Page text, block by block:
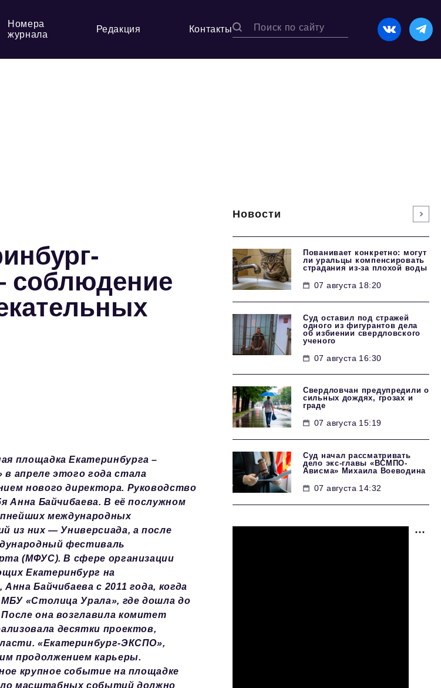
Номера
журнала
Редакция Контакты
соблюдение
площадка Екатеринбурга –
апреле этого года стала
нового директора. Руководство
Анна Байчибаева. В её послужном
международных
из них — Универсиада, а после
фестиваль
(МФУС). В сфере организации
Екатеринбург на
Байчибаева с 2011 года, когда
«Столица Урала», где дошла до
она возглавила комитет
десятки проектов,
«Екатеринбург-ЭКСПО»,
продолжением карьеры.
крупное событие на площадке
масштабных событий должно
Новости
Пованивает конкретно: могут
ли уральцы компенсировать
страдания из-за плохой воды
07 августа 18:20
Суд оставил под стражей
одного из фигурантов дела
об избиении свердловского
ученого
07 августа 16:30
Свердловчан предупредили о
сильных дождях, грозах и
граде
07 августа 15:19
Суд начал рассматривать
дело экс-главы «ВСМПО-
Ависма» Михаила Воеводина
07 августа 14:32